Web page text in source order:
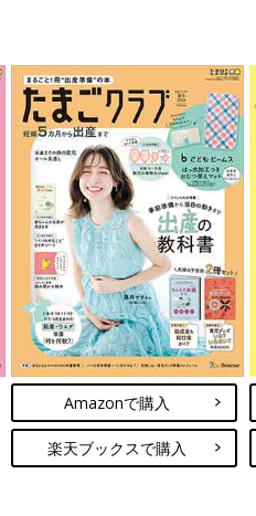
Amazonで購入
楽天ブックスで購入